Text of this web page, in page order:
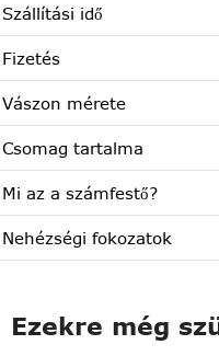
Szállítási idő
Fizetés
Vászon mérete
Csomag tartalma
Mi az a számfestő?
Nehézségi fokozatok
Ezekre még